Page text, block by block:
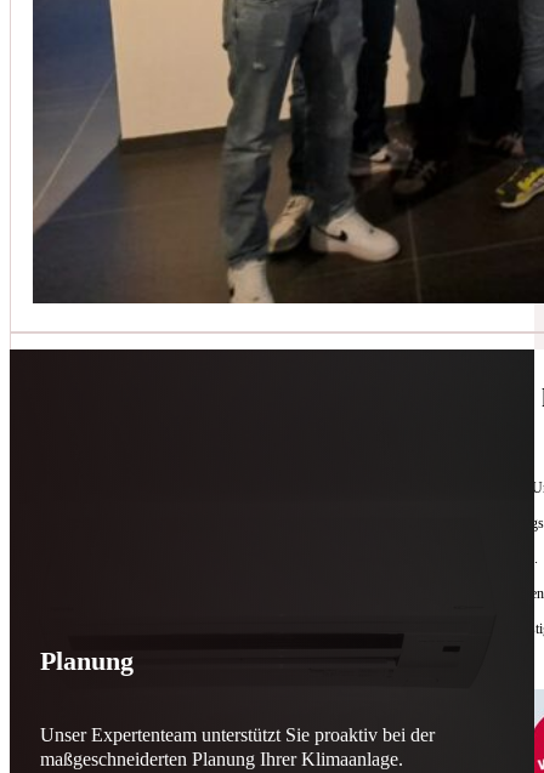
🔧 Geräte-Retter-Prämie – Weil
Manchmal braucht es nur eine zweite Chance. Für Geräte. Für Ressourcen. Für unsere
reparieren wir, was andere
Jede gerettete Maschine zählt. Jeder reparierte Motor wirkt. Jede Entscheidung macht
Reparieren statt wegwerfen. Verantwortung statt Verschwendung. Zukunft statt
Schicker. Wir bringen’s wieder zum Laufen.
Jetzt kontaktieren
Planung
Unser Expertenteam unterstützt Sie proaktiv bei der
maßgeschneiderten Planung Ihrer Klimaanlage.